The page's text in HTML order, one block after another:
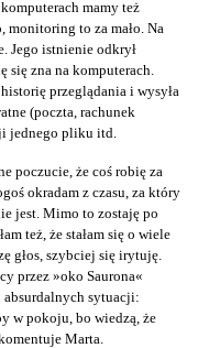
mamy też
monitoring to za mało. Na
Jego istnienie odkrył
się zna na komputerach.
przeglądania i wysyła
(poczta, rachunek
jednego pliku itd.
poczucie, że coś robię za
okradam z czasu, za który
jest. Mimo to zostaję po
też, że stałam się o wiele
głos, szybciej się irytuję.
przez »oko Saurona«
absurdalnych sytuacji:
w pokoju, bo wiedzą, że
Marta.